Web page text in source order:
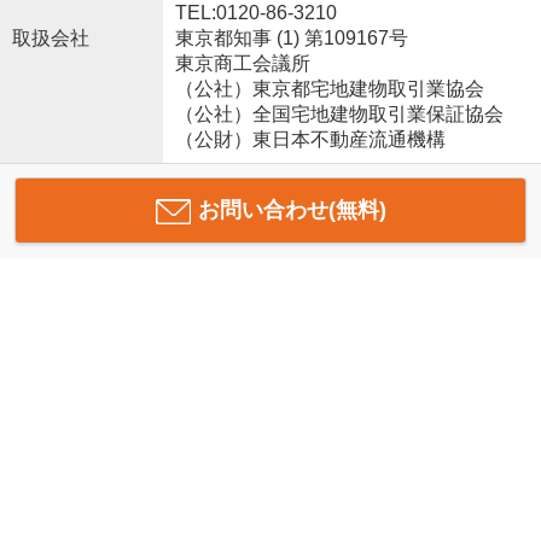
取扱会社
TEL:0120-86-3210
東京都知事 (1) 第109167号
東京商工会議所
（公社）東京都宅地建物取引業協会
（公社）全国宅地建物取引業保証協会
（公財）東日本不動産流通機構
お問い合わせ(無料)